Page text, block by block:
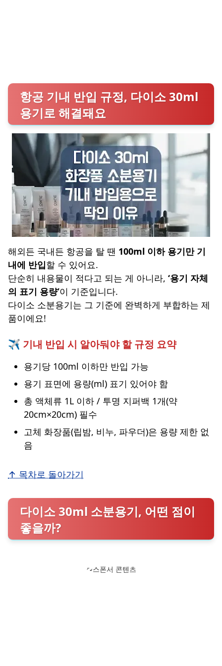
항공 기내 반입 규정, 다이소 30ml
용기로 해결돼요
해외든 국내든 항공을 탈 땐 100ml 이하 용기만 기
내에 반입할 수 있어요.
단순히 내용물이 적다고 되는 게 아니라, ‘용기 자체
의 표기 용량’이 기준입니다.
다이소 소분용기는 그 기준에 완벽하게 부합하는 제
품이에요!
✈️ 기내 반입 시 알아둬야 할 규정 요약
용기당 100ml 이하만 반입 가능
용기 표면에 용량(ml) 표기 있어야 함
총 액체류 1L 이하 / 투명 지퍼백 1개(약
20cm×20cm) 필수
고체 화장품(립밤, 비누, 파우더)은 용량 제한 없
음
↑ 목차로 돌아가기
다이소 30ml 소분용기, 어떤 점이
좋을까?
스폰서 콘텐츠